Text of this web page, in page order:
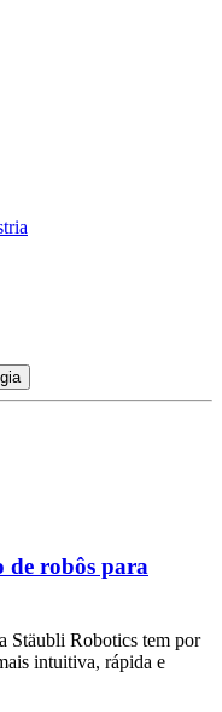
de robôs para
Stäubli Robotics tem por
intuitiva, rápida e